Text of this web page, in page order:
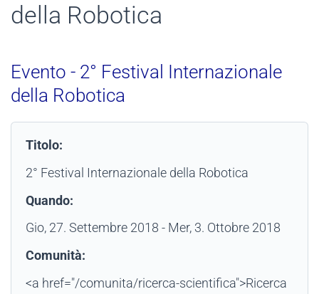
della Robotica
Evento - 2° Festival Internazionale
della Robotica
Titolo:
2° Festival Internazionale della Robotica
Quando:
Gio, 27. Settembre 2018 - Mer, 3. Ottobre 2018
Comunità:
<a href="/comunita/ricerca-scientifica">Ricerca